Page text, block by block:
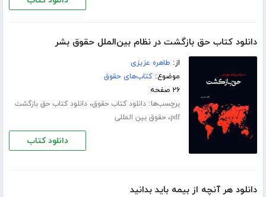
دانلود کتاب حق بازگشت در نظام بین‌الملل حقوق بشر
از: طاهره عزیزی
موضوع:کتاب‌های حقوق
۲۶ صفحه
برچسب‌ها:دانلود کتاب حقوق،دانلود کتاب حق بازگشت
pdf،حقوق بین المللی
دانلود کتاب
دانلود هر آنچه از بیمه باید بدانید